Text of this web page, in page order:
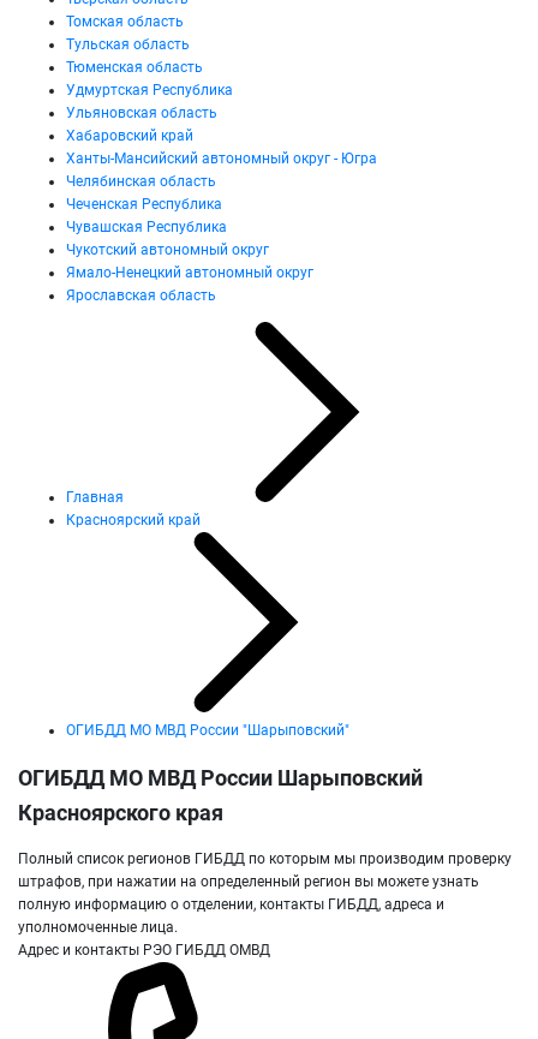
Томская область
Тульская область
Тюменская область
Удмуртская Республика
Ульяновская область
Хабаровский край
Ханты-Мансийский автономный округ - Югра
Челябинская область
Чеченская Республика
Чувашская Республика
Чукотский автономный округ
Ямало-Ненецкий автономный округ
Ярославская область
Главная
Красноярский край
ОГИБДД МО МВД России "Шарыповский"
ОГИБДД МО МВД России Шарыповский
Красноярского края
Полный список регионов ГИБДД по которым мы производим проверку
штрафов, при нажатии на определенный регион вы можете узнать
полную информацию о отделении, контакты ГИБДД, адреса и
уполномоченные лица.
Адрес и контакты РЭО ГИБДД ОМВД